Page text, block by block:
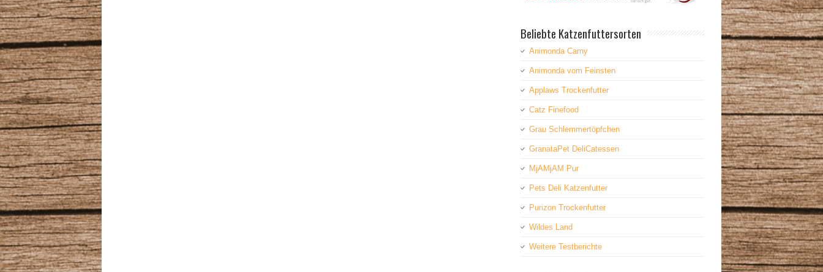
Beliebte Katzenfuttersorten
Animonda Carny
Animonda vom Feinsten
Applaws Trockenfutter
Catz Finefood
Grau Schlemmertöpfchen
GranataPet DeliCatessen
MjAMjAM Pur
Pets Deli Katzenfutter
Purizon Trockenfutter
Wildes Land
Weitere Testberichte